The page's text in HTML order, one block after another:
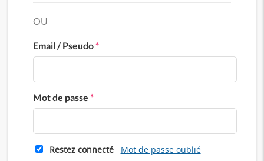
OU
Email / Pseudo*
Mot de passe *
Restez connecté Mot de passe oublié